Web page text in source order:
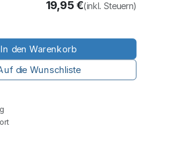
In den Warenkorb
die Wunschliste
19,95€(inkl. Steuern)